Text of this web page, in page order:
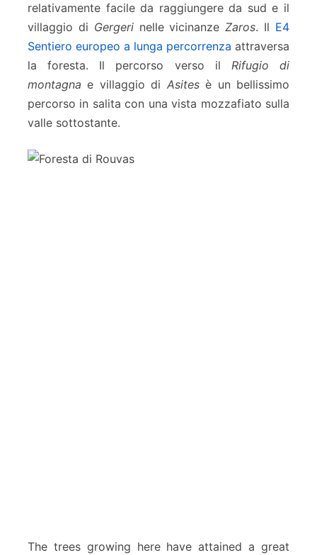
relativamente facile da raggiungere da sud e il
villaggio di Gergerinelle vicinanzeZaros. Il E4
Sentiero europeo a lunga percorrenza attraversa
la foresta. Il percorso verso il Rifugio di
montagna e villaggio di Asitesè un bellissimo
percorso in salita con una vista mozzafiato sulla
valle sottostante.
The trees growing here have attained a great